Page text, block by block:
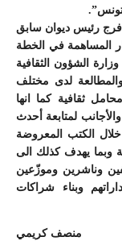
تونس”.
فرج رئيس ديوان سابق
المساهمة في الخطة
الشؤون الثقافية
لدى مختلف
ثقافية كما انها
لمتابعة أحدث
خلال الكتب المعروضة
وبما يهدف كذلك الى
وناشرين وموزّعين
وبناء شراكات
منصف كريمي